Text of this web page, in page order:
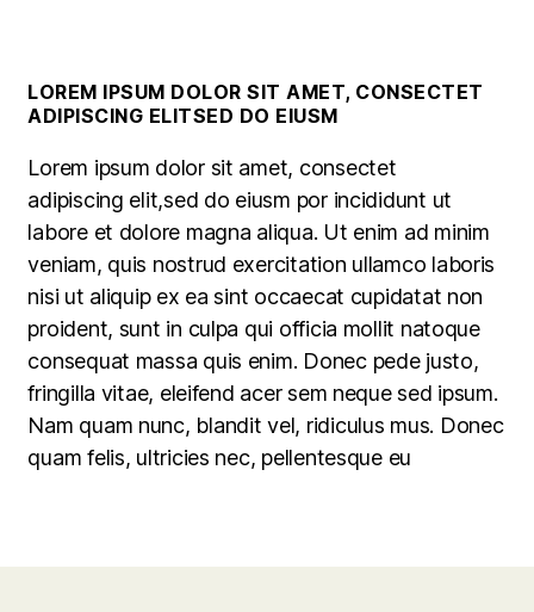
LOREM IPSUM DOLOR SIT AMET, CONSECTET
ADIPISCING ELITSED DO EIUSM
Lorem ipsum dolor sit amet, consectet
adipiscing elit,sed do eiusm por incididunt ut
labore et dolore magna aliqua. Ut enim ad minim
veniam, quis nostrud exercitation ullamco laboris
nisi ut aliquip ex ea sint occaecat cupidatat non
proident, sunt in culpa qui officia mollit natoque
consequat massa quis enim. Donec pede justo,
fringilla vitae, eleifend acer sem neque sed ipsum.
Nam quam nunc, blandit vel, ridiculus mus. Donec
quam felis, ultricies nec, pellentesque eu